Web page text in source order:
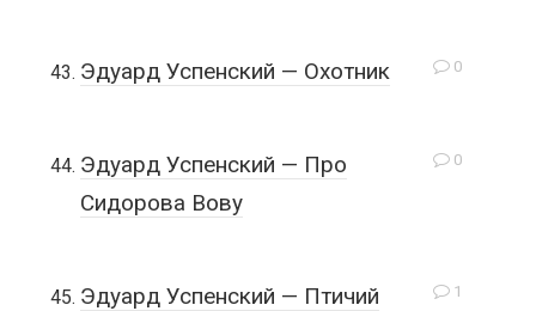
0
Эдуард Успенский — Охотник
0
Эдуард Успенский — Про
Сидорова Вову
1
Эдуард Успенский — Птичий